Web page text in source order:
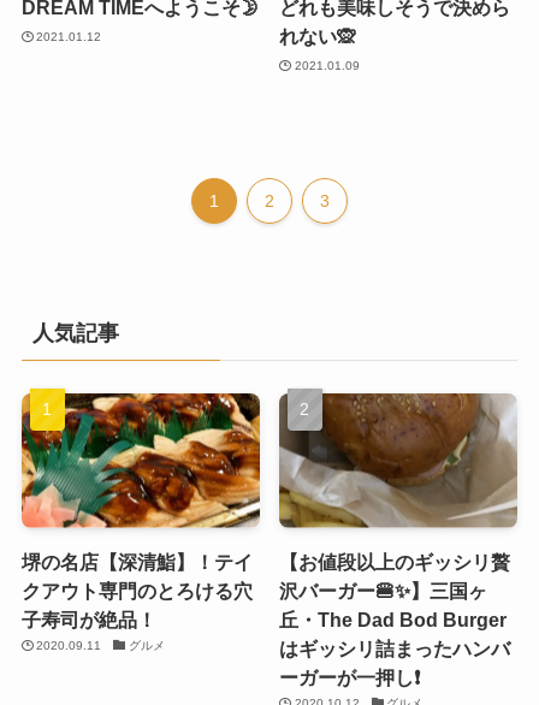
DREAM TIMEへようこそ🌛
2021.01.12
どれも美味しそうで決めら
れない🙊
2021.01.09
1 2 3
人気記事
堺の名店【深清鮨】！テイ
クアウト専門のとろける穴
子寿司が絶品！
2020.09.11 グルメ
【お値段以上のギッシリ贅
沢バーガー🍔✨】三国ヶ
丘・The Dad Bod Burger
はギッシリ詰まったハンバ
ーガーが一押し❗️